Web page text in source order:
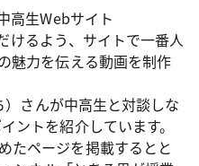
高生Webサイト
けるよう、サイトで一番人
魅力を伝える動画を制作
さんが中高生と対談しな
ントを紹介しています。
たページを掲載するとと